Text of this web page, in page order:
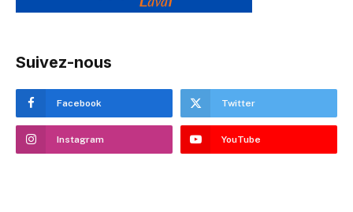
Suivez-nous
Facebook Twitter
Instagram YouTube